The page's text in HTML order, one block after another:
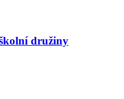
družiny